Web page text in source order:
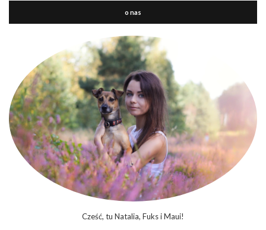
o nas
Cześć, tu Natalia, Fuks i Maui!